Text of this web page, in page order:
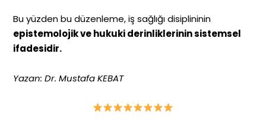
Bu yüzden bu düzenleme, iş sağlığı disiplininin
epistemolojik ve hukuki derinliklerinin sistemsel
ifadesidir.
Yazan: Dr. Mustafa KEBAT